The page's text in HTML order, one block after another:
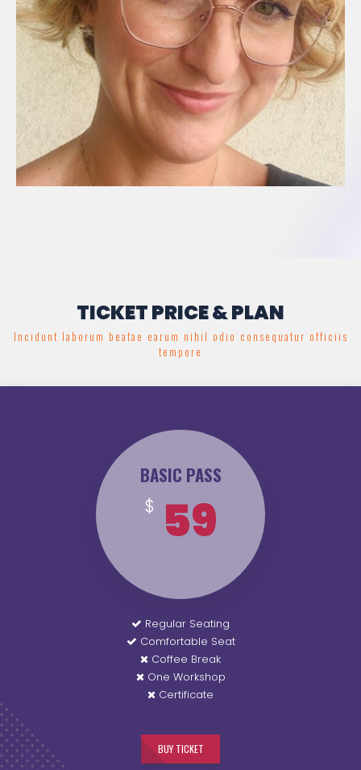
TICKET PRICE & PLAN
Incidunt laborum beatae earum nihil odio consequatur officiis
tempore
BASIC PASS
$ 59
Regular Seating
Comfortable Seat
Coffee Break
One Workshop
Certificate
BUY TICKET